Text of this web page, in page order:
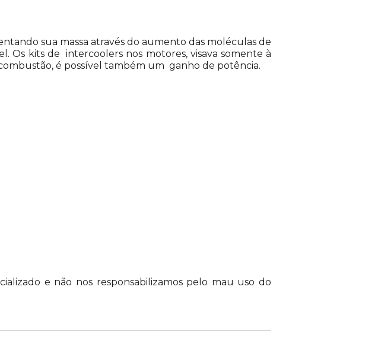
sua massa através do aumento das moléculas de
Os kits de intercoolers nos motores, visava somente à
é possível também um ganho de potência.
e não nos responsabilizamos pelo mau uso do